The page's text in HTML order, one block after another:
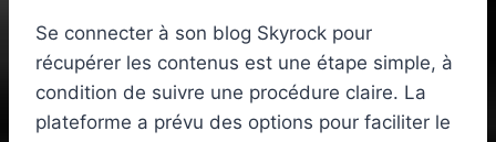
Se connecter à son blog Skyrock pour
récupérer les contenus est une étape simple, à
condition de suivre une procédure claire. La
plateforme a prévu des options pour faciliter le